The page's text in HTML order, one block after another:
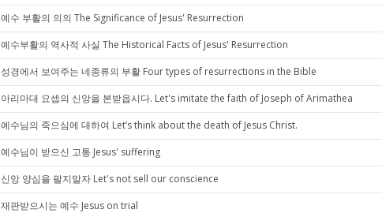
예수 부활의 의의 The Significance of Jesus' Resurrection
예수부활의 역사적 사실 The Historical Facts of Jesus' Resurrection
성경에서 보여주는 네종류의 부활 Four types of resurrections in the Bible
아리마대 요셉의 신앙을 본받읍시다. Let's imitate the faith of Joseph of Arimathea
예수님의 죽으심에 대하여 Let’s think about the death of Jesus Christ.
예수님이 받으신 고통 Jesus' suffering
신앙 양심을 팔지말자 Let's not sell our conscience
재판받으시는 예수 Jesus on trial